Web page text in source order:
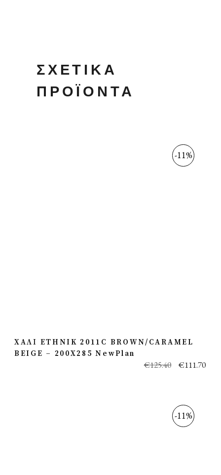
ΣΧΕΤΙΚΆ
ΠΡΟΪΌΝΤΑ
-11%
ΧΑΛΙ ETHNIK 2011C BROWN/CARAMEL
BEIGE – 200X285 NewPlan
€125.40 €111.70
-11%